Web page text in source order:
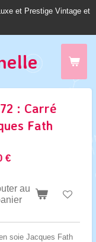
et Prestige Vintage et
: Carré
Fath
€
au
soie Jacques Fath